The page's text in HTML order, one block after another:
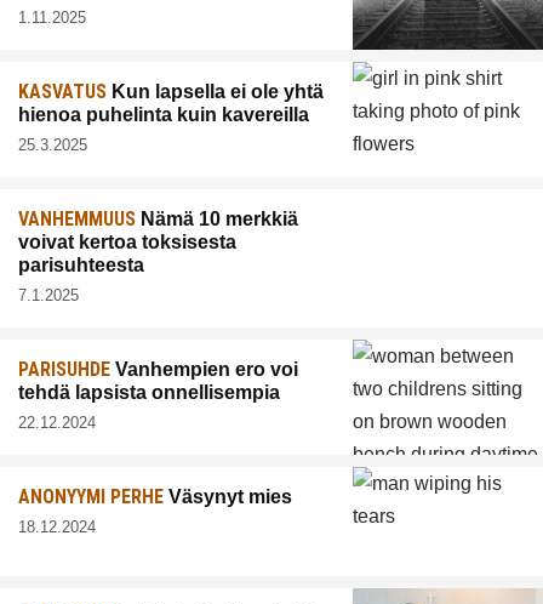
1.11.2025
KASVATUS Kun lapsella ei ole yhtä
hienoa puhelinta kuin kavereilla
25.3.2025
VANHEMMUUS Nämä 10 merkkiä
voivat kertoa toksisesta
parisuhteesta
7.1.2025
PARISUHDE Vanhempien ero voi
tehdä lapsista onnellisempia
22.12.2024
ANONYYMI PERHE Väsynyt mies
18.12.2024